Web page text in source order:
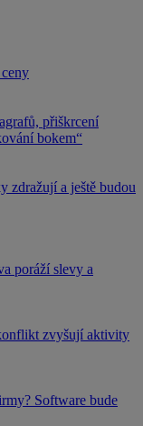
přiškrcení
bokem“
zdražují a ještě budou
poráží slevy a
zvyšují aktivity
Software bude